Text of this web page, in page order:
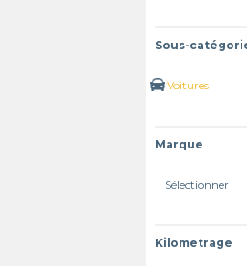
Sous-
Marque
Kilometrage